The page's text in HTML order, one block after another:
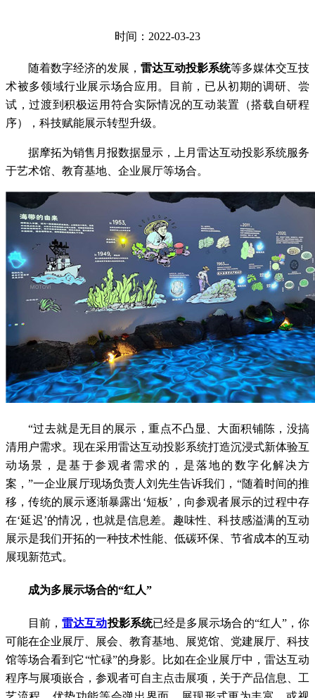
时间：2022-03-23
随着数字经济的发展， 雷达互动投影系统等多媒体交互技
术被多领域行业展示场合应用。目前，已从初期的调研、尝
试，过渡到积极运用符合实际情况的互动装置（搭载自研程
序），科技赋能展示转型升级。
据摩拓为销售月报数据显示，上月雷达互动投影系统服务
于艺术馆、教育基地、企业展厅等场合。
“过去就是无目的展示，重点不凸显、大面积铺陈，没搞
清用户需求。现在采用雷达互动投影系统打造沉浸式新体验互
动场景，是基于参观者需求的，是落地的数字化解决方
案，”一企业展厅现场负责人刘先生告诉我们，“随着时间的推
移，传统的展示逐渐暴露出‘短板’，向参观者展示的过程中存
在‘延迟’的情况，也就是信息差。趣味性、科技感溢满的互动
展示是我们开拓的一种技术性能、低碳环保、节省成本的互动
展现新范式。
成为多展示场合的“红人”
目前，雷达互动投影系统已经是多展示场合的“红人”，你
可能在企业展厅、展会、教育基地、展览馆、党建展厅、科技
馆等场合看到它“忙碌”的身影。比如在企业展厅中，雷达互动
程序与展项嵌合，参观者可自主点击展项，关于产品信息、工